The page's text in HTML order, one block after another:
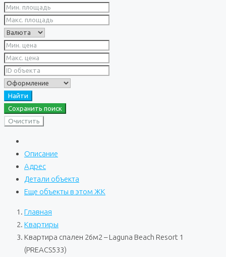
Найти
Сохранить поиск
Очистить
Описание
Адрес
Детали объекта
Еще объекты в этом ЖК
Главная
Квартиры
Квартира спален 26м2 – Laguna Beach Resort 1
(PREACS533)